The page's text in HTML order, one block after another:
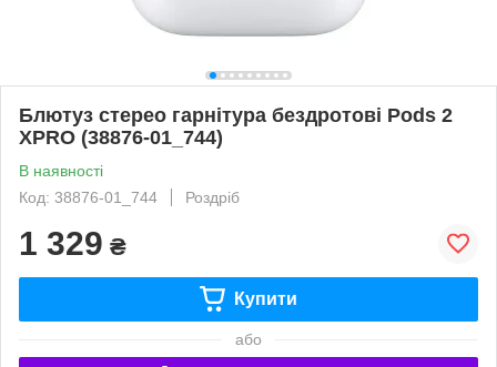
Блютуз стерео гарнітура бездротові Pods 2
XPRO (38876-01_744)
В наявності
Код: 38876-01_744
Роздріб
1 329 ₴
Купити
або